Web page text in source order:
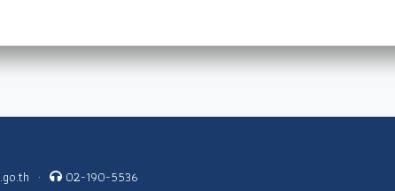
· 02-190-5536